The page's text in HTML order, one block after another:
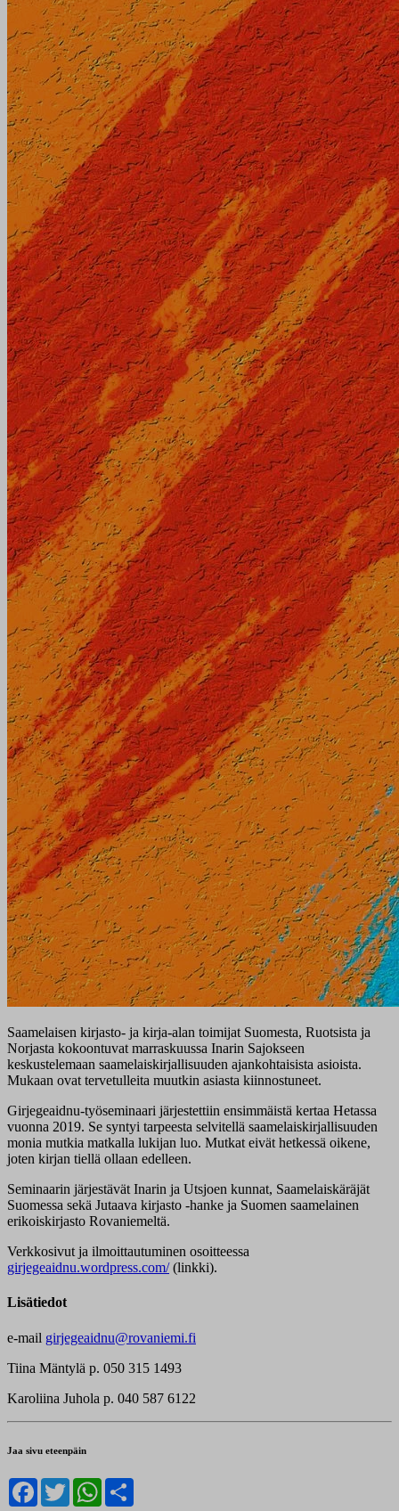
Saamelaisen kirjasto- ja kirja-alan toimijat Suomesta, Ruotsista ja
Norjasta kokoontuvat marraskuussa Inarin Sajokseen
keskustelemaan saamelaiskirjallisuuden ajankohtaisista asioista.
Mukaan ovat tervetulleita muutkin asiasta kiinnostuneet.
Girjegeaidnu-työseminaari järjestettiin ensimmäistä kertaa Hetassa
vuonna 2019. Se syntyi tarpeesta selvitellä saamelaiskirjallisuuden
monia mutkia matkalla lukijan luo. Mutkat eivät hetkessä oikene,
joten kirjan tiellä ollaan edelleen.
Seminaarin järjestävät Inarin ja Utsjoen kunnat, Saamelaiskäräjät
Suomessa sekä Jutaava kirjasto -hanke ja Suomen saamelainen
erikoiskirjasto Rovaniemeltä.
Verkkosivut ja ilmoittautuminen osoitteessa
girjegeaidnu.wordpress.com/(linkki).
Lisätiedot
e-mail girjegeaidnu@rovaniemi.fi
Tiina Mäntylä p. 050 315 1493
Karoliina Juhola p. 040 587 6122
Jaa sivu eteenpäin
Facebook
TwitterWhatsApp